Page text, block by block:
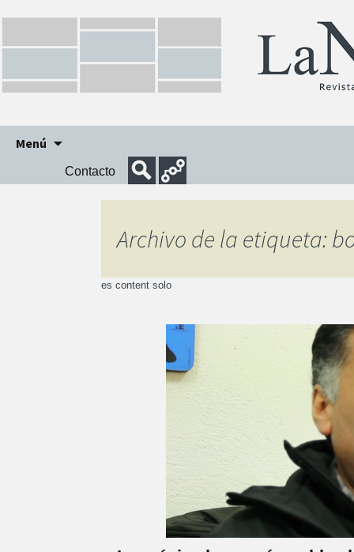
Menú
contenido
Contacto
Archivo de la etiqueta:
es content solo